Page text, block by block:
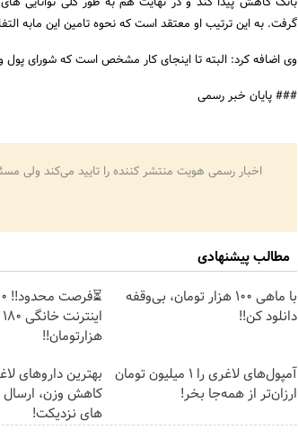
گرفت. به این ترتیب او معتقد است که نحوه تامین این مابه
وی اضافه کرد: البته تا اینجای کار مشخص است که شورای پول و اعتبار موافقت
### پایان خبر رسمی
اخبار رسمی هویت منتشر کننده را تایید می‌کند
مطالب پیشنهادی
با ماهی 100 هزار تومان، بی‌وقفه
دانلود کن!!
هزارتومان!!
آمپول‌های لاغری را ۱ میلیون تومان
ارزان‌تر از همه‌جا بخر!
بهترین داروهای
کاهش وزن، ارسال
های نزدیکت!